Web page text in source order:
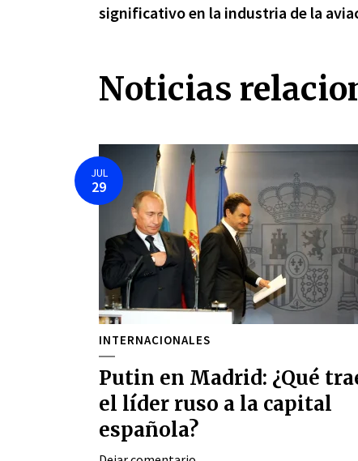
significativo en la industria de la
Noticias
JUL
29
INTERNACIONALES
Putin en Madrid: ¿Qué
el líder ruso a la capital
española?